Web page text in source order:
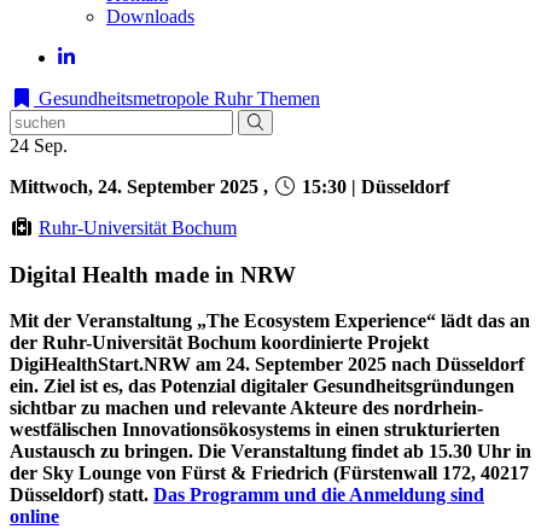
Downloads
Gesundheitsmetropole Ruhr Themen
24 Sep.
Mittwoch, 24. September 2025 ,
15:30 | Düsseldorf
Ruhr-Universität Bochum
Digital Health made in NRW
Mit der Veranstaltung „The Ecosystem Experience“ lädt das an
der Ruhr-Universität Bochum koordinierte Projekt
DigiHealthStart.NRW am 24. September 2025 nach Düsseldorf
ein. Ziel ist es, das Potenzial digitaler Gesundheitsgründungen
sichtbar zu machen und relevante Akteure des nordrhein-
westfälischen Innovationsökosystems in einen strukturierten
Austausch zu bringen. Die Veranstaltung findet ab 15.30 Uhr in
der Sky Lounge von Fürst & Friedrich (Fürstenwall 172, 40217
Düsseldorf) statt. Das Programm und die Anmeldung sind
online